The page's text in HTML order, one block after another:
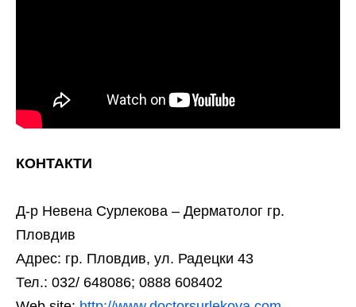
КОНТАКТИ
Д-р Невена Сурлекова – Дерматолог гр.
Пловдив
Адрес: гр. Пловдив, ул. Радецки 43
Тел.: 032/ 648086; 0888 608402